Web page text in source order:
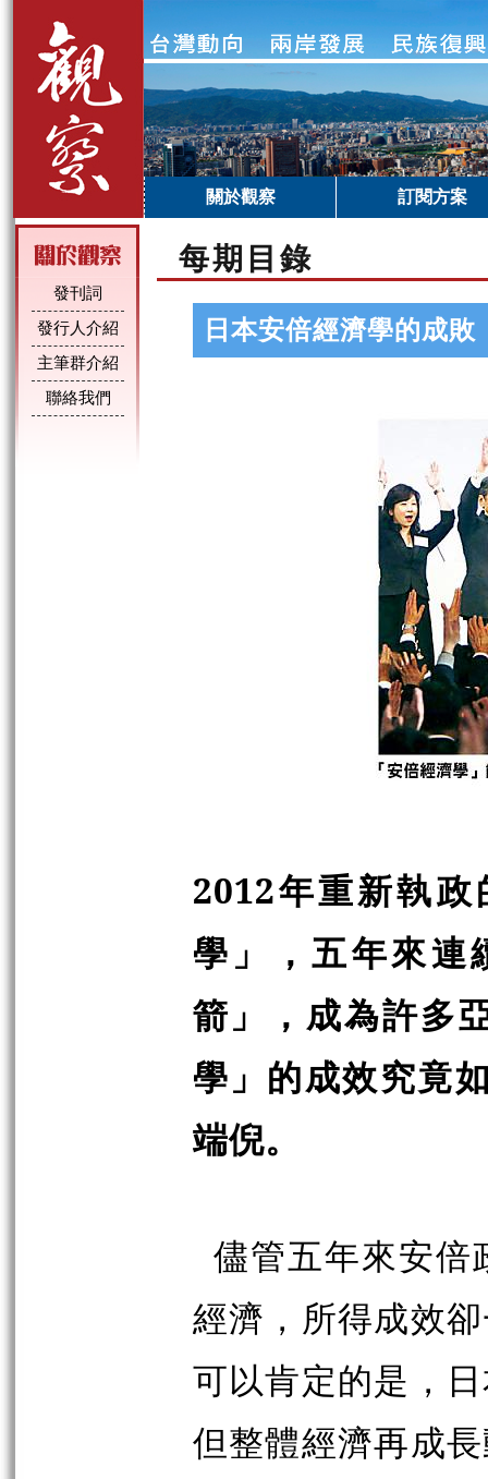
關於觀察 訂閱方案
發刊詞
發行人介紹
主筆群介紹
聯絡我們
每期目錄
日本安倍經濟學的成敗
2012年重新執
學」，五年來連
箭」，成為許多
學」的成效究竟
端倪。
儘管五年來安倍
經濟，所得成效
可以肯定的是，
但整體經濟再成